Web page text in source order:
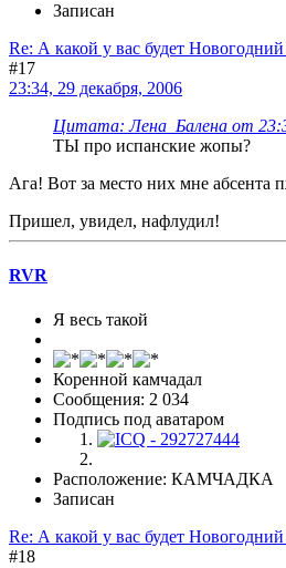
Записан
Re: А какой у вас будет
#17
23:34, 29 декабря, 2006
Цитата: Лена_Балена от
ТЫ про испанские жопы?
Ага! Вот за место них мне абсента
Пришел, увидел, нафлудил!
RVR
Я весь такой
Коренной камчадал
Сообщения: 2 034
Подпись под аватаром
Расположение: КАМЧАДКА
Записан
Re: А какой у вас будет
#18